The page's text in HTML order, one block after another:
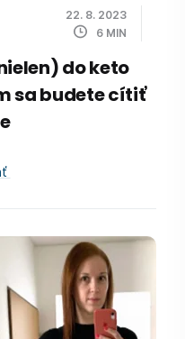
22. 8. 2023
6 MIN
do keto
sa budete cítiť